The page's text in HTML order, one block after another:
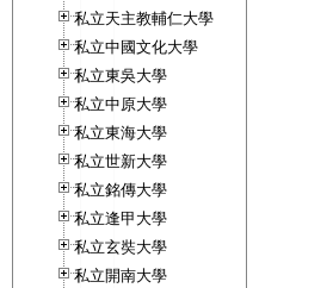
私立天主教輔仁大學
私立中國文化大學
私立東吳大學
私立中原大學
私立東海大學
私立世新大學
私立銘傳大學
私立逢甲大學
私立玄奘大學
私立開南大學